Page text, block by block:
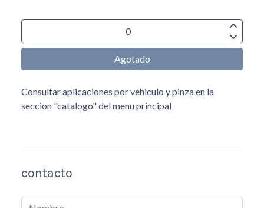
Agotado
Consultar aplicaciones por vehiculo y pinza en la
seccion "catalogo" del menu principal
contacto